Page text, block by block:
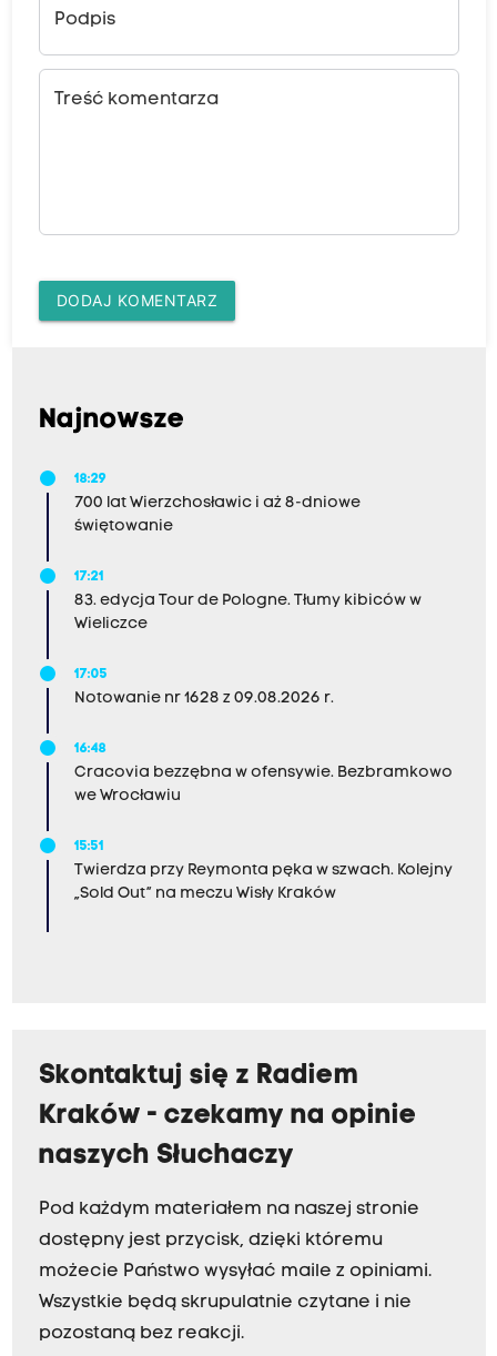
Podpis
Treść komentarza
DODAJ KOMENTARZ
Najnowsze
18:29
700 lat Wierzchosławic i aż 8-dniowe
świętowanie
17:21
83. edycja Tour de Pologne. Tłumy kibiców w
Wieliczce
17:05
Notowanie nr 1628 z 09.08.2026 r.
16:48
Cracovia bezzębna w ofensywie. Bezbramkowo
we Wrocławiu
15:51
Twierdza przy Reymonta pęka w szwach. Kolejny
„Sold Out” na meczu Wisły Kraków
Skontaktuj się z Radiem
Kraków - czekamy na opinie
naszych Słuchaczy
Pod każdym materiałem na naszej stronie
dostępny jest przycisk, dzięki któremu
możecie Państwo wysyłać maile z opiniami.
Wszystkie będą skrupulatnie czytane i nie
pozostaną bez reakcji.